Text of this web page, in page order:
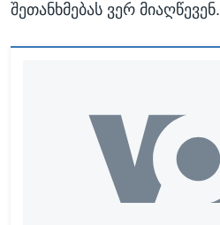
შეთანხმებას ვერ მიაღწევენ.